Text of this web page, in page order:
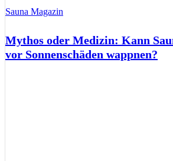
Sauna Magazin
Mythos oder Medizin: Kann
vor Sonnenschäden wappnen?